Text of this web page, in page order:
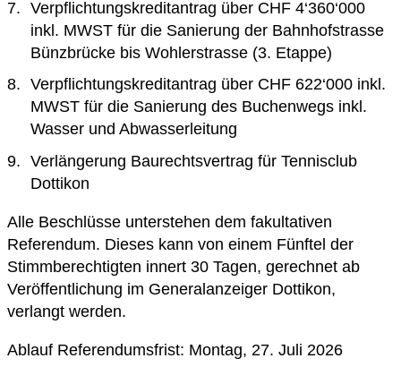
Verpflichtungskreditantrag über CHF 4‘360‘000
inkl. MWST für die Sanierung der Bahnhofstrasse
Bünzbrücke bis Wohlerstrasse (3. Etappe)
Verpflichtungskreditantrag über CHF 622‘000 inkl.
MWST für die Sanierung des Buchenwegs inkl.
Wasser und Abwasserleitung
Verlängerung Baurechtsvertrag für Tennisclub
Dottikon
Alle Beschlüsse unterstehen dem fakultativen
Referendum. Dieses kann von einem Fünftel der
Stimmberechtigten innert 30 Tagen, gerechnet ab
Veröffentlichung im Generalanzeiger Dottikon,
verlangt werden.
Ablauf Referendumsfrist: Montag, 27. Juli 2026